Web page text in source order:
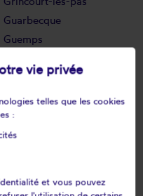
Guarbecque
Guemps
Guisy
Haillicourt
Halinghen
Ham-en-artois
Haravesnes
vie privée
telles que les cookies
:
et vous pouvez